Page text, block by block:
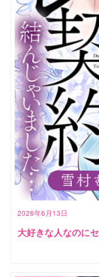
2026年6月13日
大好きな人なのに